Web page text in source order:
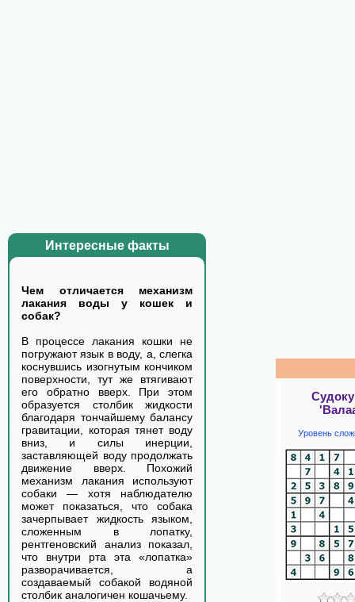
Интересные факты
Чем отличается механизм
лакания воды у кошек и
собак?
В процессе лакания кошки не
погружают язык в воду, а, слегка
коснувшись изогнутым кончиком
поверхности, тут же втягивают
его обратно вверх. При этом
образуется столбик жидкости
благодаря тончайшему балансу
гравитации, которая тянет воду
вниз, и силы инерции,
заставляющей воду продолжать
движение вверх. Похожий
механизм лакания используют
собаки — хотя наблюдателю
может показаться, что собака
зачерпывает жидкость языком,
сложенным в лопатку,
рентгеновский анализ показал,
что внутри рта эта «лопатка»
разворачивается, а
создаваемый собакой водяной
столбик аналогичен кошачьему.
Уровень